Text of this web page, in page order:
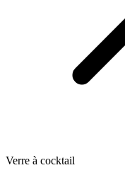
Verre à cocktail